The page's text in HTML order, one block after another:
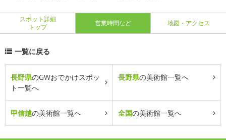
スポット詳細
トップ
営業時間など 地図・アクセス
一覧に戻る
長野県のGWおでかけスポッ
ト一覧へ
長野県の美術館一覧へ
甲信越の美術館一覧へ 全国の美術館一覧へ